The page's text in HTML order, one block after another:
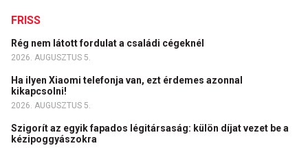
FRISS
Rég nem látott fordulat a családi cégeknél
2026. AUGUSZTUS 5.
Ha ilyen Xiaomi telefonja van, ezt érdemes azonnal
kikapcsolni!
2026. AUGUSZTUS 5.
Szigorít az egyik fapados légitársaság: külön díjat vezet be a
kézipoggyászokra